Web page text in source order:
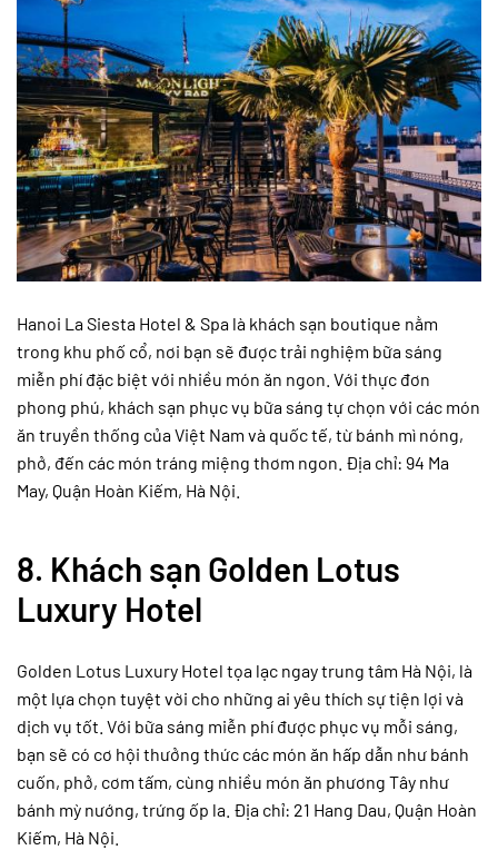
Hanoi La Siesta Hotel & Spa là khách sạn boutique nằm
trong khu phố cổ, nơi bạn sẽ được trải nghiệm bữa sáng
miễn phí đặc biệt với nhiều món ăn ngon. Với thực đơn
phong phú, khách sạn phục vụ bữa sáng tự chọn với các món
ăn truyền thống của Việt Nam và quốc tế, từ bánh mì nóng,
phở, đến các món tráng miệng thơm ngon. Địa chỉ: 94 Ma
May, Quận Hoàn Kiếm, Hà Nội.
8. Khách sạn Golden Lotus
Luxury Hotel
Golden Lotus Luxury Hotel tọa lạc ngay trung tâm Hà Nội, là
một lựa chọn tuyệt vời cho những ai yêu thích sự tiện lợi và
dịch vụ tốt. Với bữa sáng miễn phí được phục vụ mỗi sáng,
bạn sẽ có cơ hội thưởng thức các món ăn hấp dẫn như bánh
cuốn, phở, cơm tấm, cùng nhiều món ăn phương Tây như
bánh mỳ nướng, trứng ốp la. Địa chỉ: 21 Hang Dau, Quận Hoàn
Kiếm, Hà Nội.